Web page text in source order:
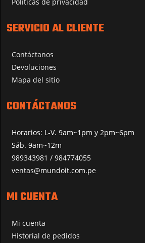
SERVICIO AL CLIENTE
Contáctanos
Devoluciones
Mapa del sitio
CONTÁCTANOS
Horarios: L-V. 9am~1pm y 2pm~6pm
Sáb. 9am~12m
989343981 / 984774055
ventas@mundoit.com.pe
MI CUENTA
Mi cuenta
Historial de pedidos